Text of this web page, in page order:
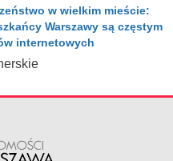
w wielkim mieście:
Warszawy są częstym
internetowych